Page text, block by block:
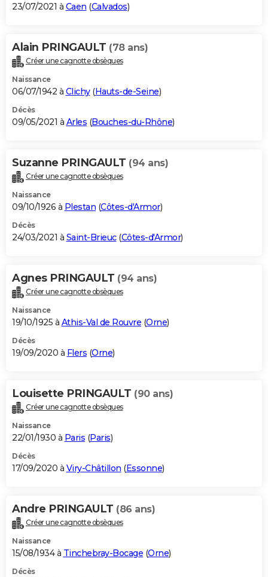
23/07/2021 à Caen (Calvados)
Alain PRINGAULT (78 ans)
Créer une cagnotte obsèques
Naissance
06/07/1942 à Clichy(Hauts-de-Seine)
Décès
09/05/2021 à Arles (Bouches-du-Rhône)
Suzanne PRINGAULT (94 ans)
Créer une cagnotte obsèques
Naissance
09/10/1926 à Plestan (Côtes-d'Armor)
Décès
24/03/2021 à Saint-Brieuc(Côtes-d'Armor)
Agnes PRINGAULT (94 ans)
Créer une cagnotte obsèques
Naissance
19/10/1925 à Athis-Val de Rouvre (Orne)
Décès
19/09/2020 à Flers (Orne)
Louisette PRINGAULT (90 ans)
Créer une cagnotte obsèques
Naissance
22/01/1930 à Paris (Paris)
Décès
17/09/2020 à Viry-Châtillon (Essonne)
Andre PRINGAULT (86 ans)
Créer une cagnotte obsèques
Naissance
15/08/1934 à Tinchebray-Bocage (Orne)
Décès